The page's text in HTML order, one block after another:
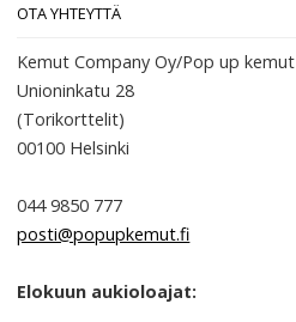
OTA YHTEYTTÄ
Kemut Company Oy/Pop up kemut
Unioninkatu 28
(Torikorttelit)
00100 Helsinki
044 9850 777
posti@popupkemut.fi
Elokuun aukioloajat: